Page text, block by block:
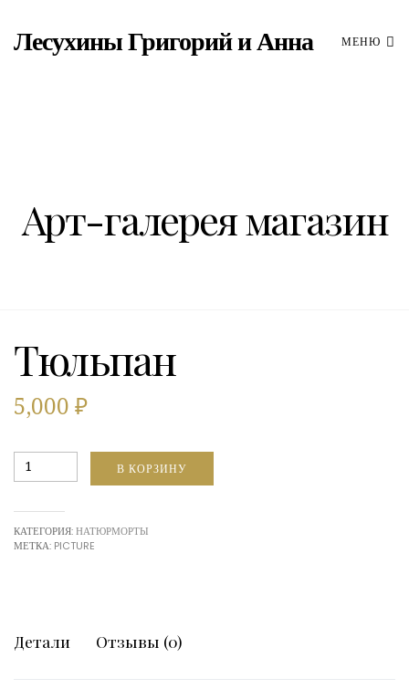
Лесухины Григорий и Анна МЕНЮ
Арт-галерея магазин
Тюльпан
5,000 ₽
Тюльпан
В КОРЗИНУ
КАТЕГОРИЯ:НАТЮРМОРТЫ
МЕТКА: PICTURE
Детали Отзывы (0)